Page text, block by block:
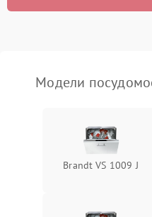
Модели
Brandt VS 1009 J